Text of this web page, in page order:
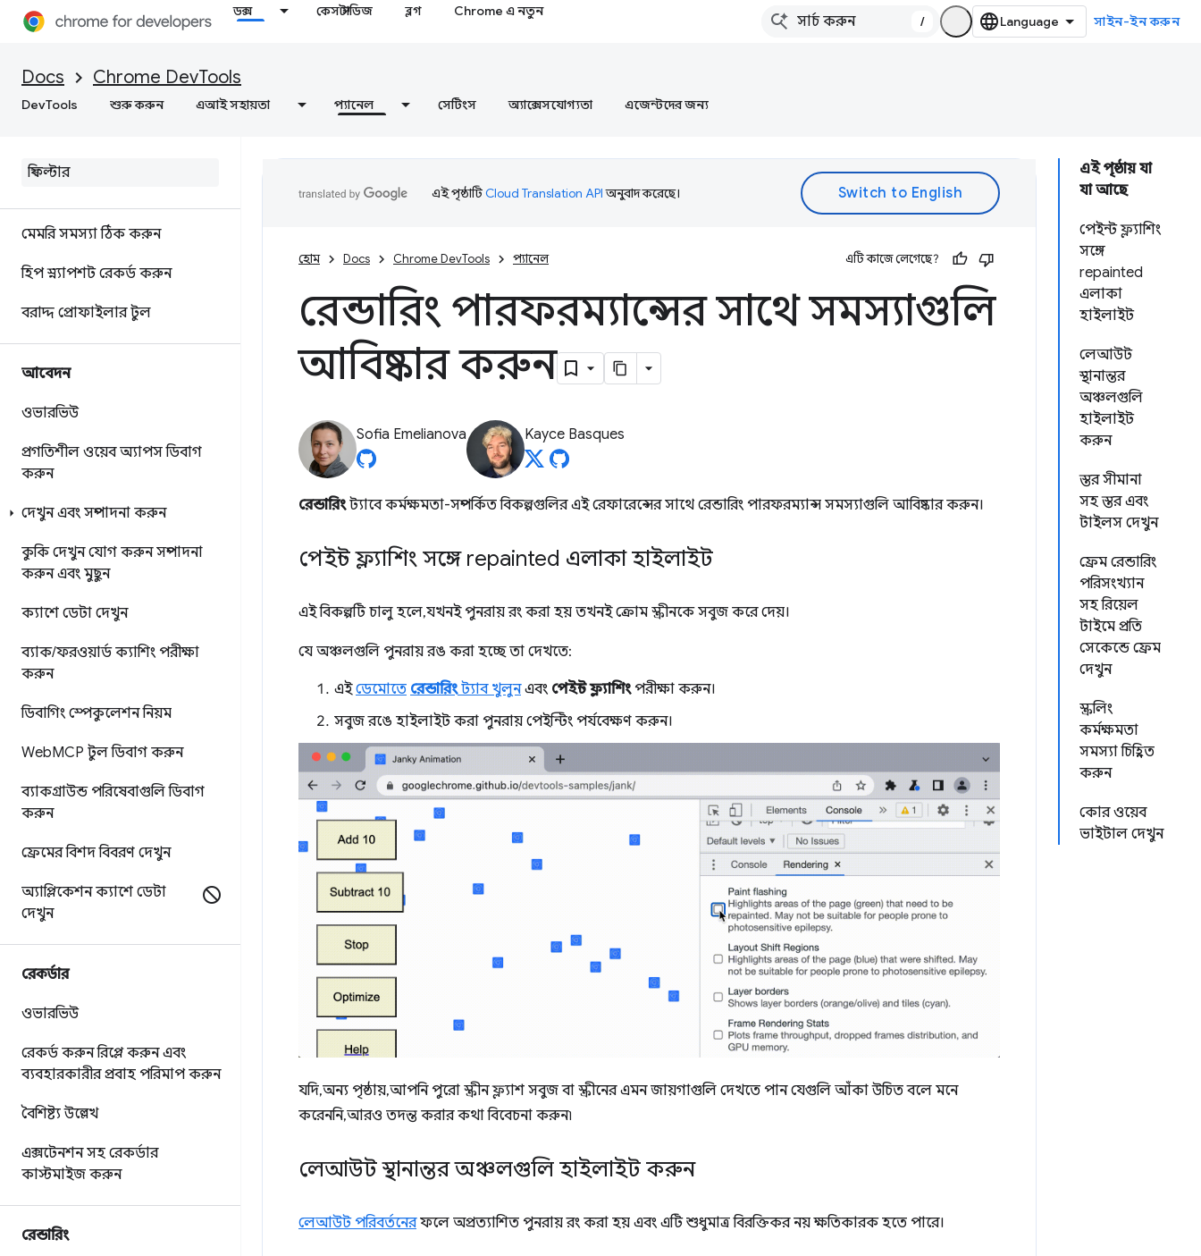
ডক্স কেস স্টাডিজ ব্লগ Chrome এ নতুন
/ সাইন-ইন করুন
Docs Chrome DevTools
DevTools শুরু করুন এআই সহায়তা প্যানেল সেটিংস অ্যাক্সেসযোগ্যতা এজেন্টদের জন্য
বাতিঘর
মেমরি সমস্যা ঠিক করুন
হিপ স্ন্যাপশট রেকর্ড করুন
বরাদ্দ প্রোফাইলার টুল
আবেদন
ওভারভিউ
প্রগতিশীল ওয়েব অ্যাপস ডিবাগ
করুন
দেখুন এবং সম্পাদনা করুন
কুকি দেখুনযোগ করুনসম্পাদনা
করুন এবং মুছুন
ক্যাশে ডেটা দেখুন
ব্যাক/ফরওয়ার্ড ক্যাশিং পরীক্ষা
করুন
ডিবাগিং স্পেকুলেশন নিয়ম
WebMCP টুল ডিবাগ করুন
ব্যাকগ্রাউন্ড পরিষেবাগুলি ডিবাগ
করুন
ফ্রেমের বিশদ বিবরণ দেখুন
অ্যাপ্লিকেশন ক্যাশে ডেটা
দেখুন
রেকর্ডার
ওভারভিউ
রেকর্ড করুনরিপ্লে করুন এবং
ব্যবহারকারীর প্রবাহ পরিমাপ করুন
বৈশিষ্ট্য উল্লেখ
এক্সটেনশন সহ রেকর্ডার
কাস্টমাইজ করুন
রেন্ডারিং
এই পৃষ্ঠায় যা
যা আছে
পেইন্ট ফ্ল্যাশিং
সঙ্গে
repainted
এলাকা
হাইলাইট
লেআউট
স্থানান্তর
অঞ্চলগুলি
হাইলাইট
করুন
স্তর সীমানা
সহ স্তর এবং
টাইলস দেখুন
ফ্রেম রেন্ডারিং
পরিসংখ্যান
সহ রিয়েল
টাইমে প্রতি
সেকেন্ডে ফ্রেম
দেখুন
স্ক্রলিং
কর্মক্ষমতা
সমস্যা চিহ্নিত
করুন
কোর ওয়েব
ভাইটাল দেখুন
এই পৃষ্ঠাটিCloud Translation APIঅনুবাদ করেছে।
হোম Docs Chrome DevTools প্যানেল এটি কাজে লেগেছে?
রেন্ডারিং পারফরম্যান্সের সাথে সমস্যাগুলি
আবিষ্কার করুন
Sofia Emelianova Kayce Basques
রেন্ডারিংট্যাবে কর্মক্ষমতা-সম্পর্কিত বিকল্পগুলির এই রেফারেন্সের সাথে রেন্ডারিং পারফরম্যান্স সমস্যাগুলি আবিষ্কার করুন।
পেইন্ট ফ্ল্যাশিং সঙ্গে repainted এলাকা হাইলাইট
এই বিকল্পটি চালু হলে, যখনই পুনরায় রং করা হয় তখনই ক্রোম স্ক্রীনকে সবুজ করে দেয়।
যে অঞ্চলগুলি পুনরায় রঙ করা হচ্ছে তা দেখতে:
এইডেমোতে রেন্ডারিংট্যাব খুলুনএবং পেইন্ট ফ্ল্যাশিংপরীক্ষা করুন।
সবুজ রঙে হাইলাইট করা পুনরায় পেইন্টিং পর্যবেক্ষণ করুন।
যদি, অন্য পৃষ্ঠায়, আপনি পুরো স্ক্রীন ফ্ল্যাশ সবুজ বা স্ক্রীনের এমন জায়গাগুলি দেখতে পান যেগুলি আঁকা উচিত বলে মনে
করেননি, আরও তদন্ত করার কথা বিবেচনা করুন৷
লেআউট স্থানান্তর অঞ্চলগুলি হাইলাইট করুন
লেআউট পরিবর্তনেরফলে অপ্রত্যাশিত পুনরায় রং করা হয় এবং এটি শুধুমাত্র বিরক্তিকর নয় ক্ষতিকারক হতে পারে।